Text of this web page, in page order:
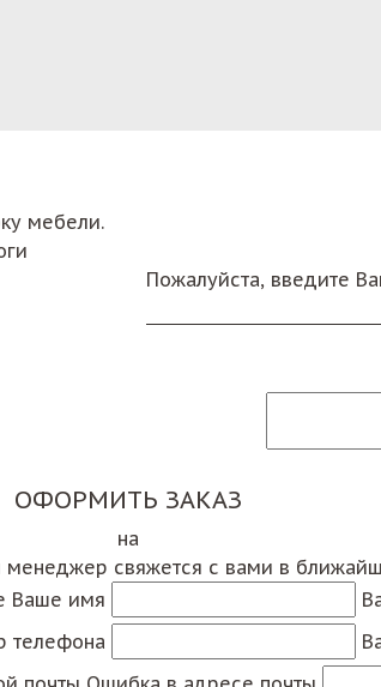
мебели.
Пожалуйста, введите
ОФОРМИТЬ ЗАКАЗ
на
менеджер свяжется с вами в
Ваше имя
телефона